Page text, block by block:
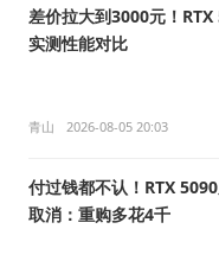
差价拉大到3000元！
实测性能对比
青山 2026-08-05 20:03
付过钱都不认！RTX
取消：重购多花4千